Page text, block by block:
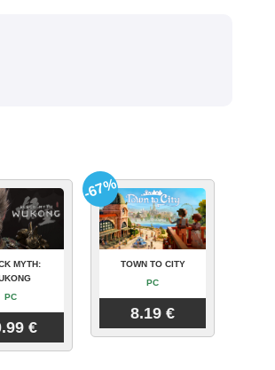
MYTH:
PC
€
TOWN TO CITY
PC
8.19 €
-67%